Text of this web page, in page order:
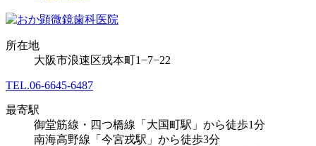
所在地
大阪市浪速区戎本町1−7−22
TEL.06-6645-6487
最寄駅
御堂筋線・四つ橋線「大国町駅」から徒歩1分
南海高野線「今宮戎駅」から徒歩3分